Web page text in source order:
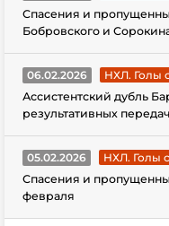
Спасения и
Бобровского и
06.02.2026
НХЛ. Голы
Ассистентский дубль
результативных
05.02.2026
НХЛ. Голы
Спасения и
февраля